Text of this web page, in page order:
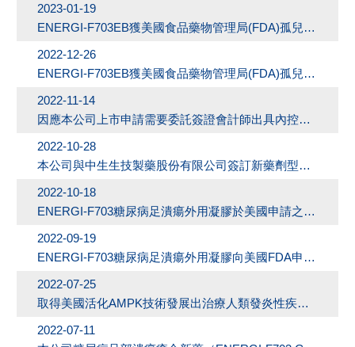
2023-01-19
ENERGI-F703EB獲美國食品藥物管理局(FDA)孤兒藥開發辦公室(OOPD)認證信函通知，授予罕見兒科疾病認定(RPD)
2022-12-26
ENERGI-F703EB獲美國食品藥物管理局(FDA)孤兒藥開發辦公室(OOPD)認證信函通知，授予孤兒藥資格認定(ODD)
2022-11-14
因應本公司上市申請需要委託簽證會計師出具內控專審報告。
2022-10-28
本公司與中生生技製藥股份有限公司簽訂新藥劑型開發合約書
2022-10-18
ENERGI-F703糖尿病足潰瘍外用凝膠於美國申請之人體三期臨床試驗已過30天審查期，可於美國開始執行人體三期臨床
2022-09-19
ENERGI-F703糖尿病足潰瘍外用凝膠向美國FDA申請美國執行人體三期臨床試驗(IND)
2022-07-25
取得美國活化AMPK技術發展出治療人類發炎性疾病之藥物專利
2022-07-11